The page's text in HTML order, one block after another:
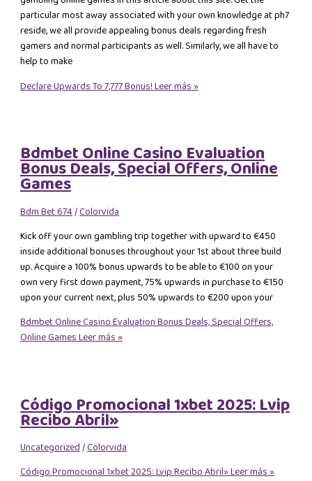
particular most away associated with your own knowledge at ph7
reside, we all provide appealing bonus deals regarding fresh
gamers and normal participants as well. Similarly, we all have to
help to make
Declare Upwards To 7,777 Bonus!Leer más »
Bdmbet Online Casino Evaluation
Bonus Deals, Special Offers, Online
Games
Bdm Bet 674/Colorvida
Kick off your own gambling trip together with upward to €450
inside additional bonuses throughout your 1st about three build
up. Acquire a 100% bonus upwards to be able to €100 on your
own very first down payment, 75% upwards in purchase to €150
upon your current next, plus 50% upwards to €200 upon your
Bdmbet Online Casino Evaluation Bonus Deals, Special Offers,
Online GamesLeer más »
Código Promocional 1xbet 2025: Lvip
Recibo Abril»
Uncategorized/Colorvida
Código Promocional 1xbet 2025: Lvip Recibo Abril»Leer más »